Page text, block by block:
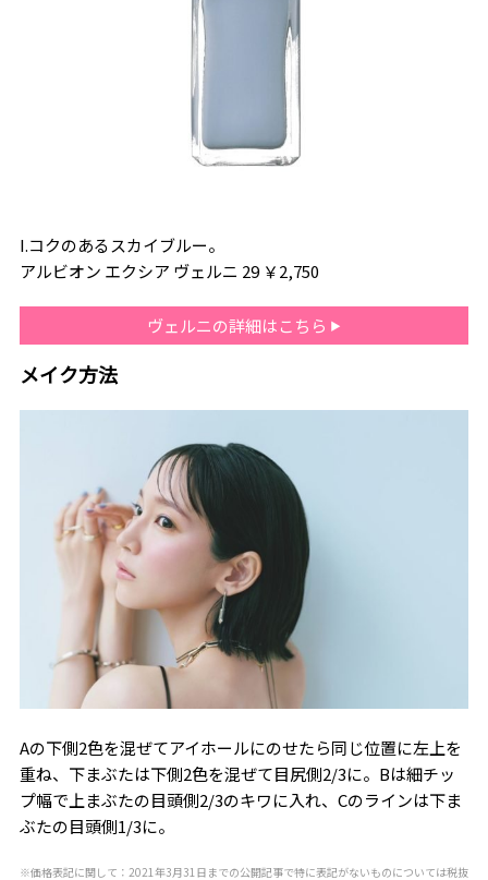
I.コクのあるスカイブルー。
アルビオン エクシア ヴェルニ 29 ￥2,750
ヴェルニの詳細はこちら
メイク方法
Aの下側2色を混ぜてアイホールにのせたら同じ位置に左上を
重ね、下まぶたは下側2色を混ぜて目尻側2/3に。Bは細チッ
プ幅で上まぶたの目頭側2/3のキワに入れ、Cのラインは下ま
ぶたの目頭側1/3に。
※価格表記に関して：2021年3月31日までの公開記事で特に表記がないものについては税抜